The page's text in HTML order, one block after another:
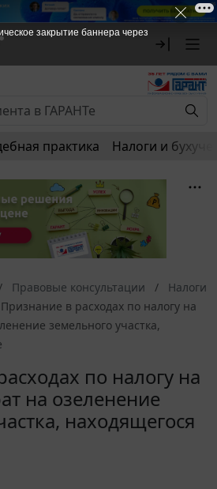
практика Налоги и
Правовые консультации
Налоги
Признание в расходах по налогу на
земельного участка,
по налогу на
на озеленение
находящегося
закрытие баннера через